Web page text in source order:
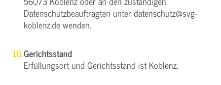
Datenschutzbeauftragten unter datenschutz@svg-
koblenz.de wenden.
Gerichtsstand
Erfüllungsort und Gerichtsstand ist Koblenz.